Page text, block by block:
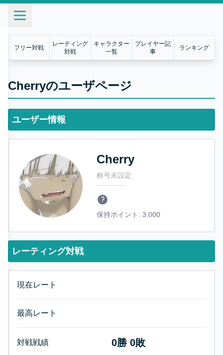
フリー対戦
レーティング
対戦
キャラクター
一覧
プレイヤー記
事
ランキング
Cherryのユーザページ
ユーザー情報
Cherry
称号未設定
保持ポイント: 3,000
レーティング対戦
現在レート
最高レート
対戦戦績 0勝 0敗